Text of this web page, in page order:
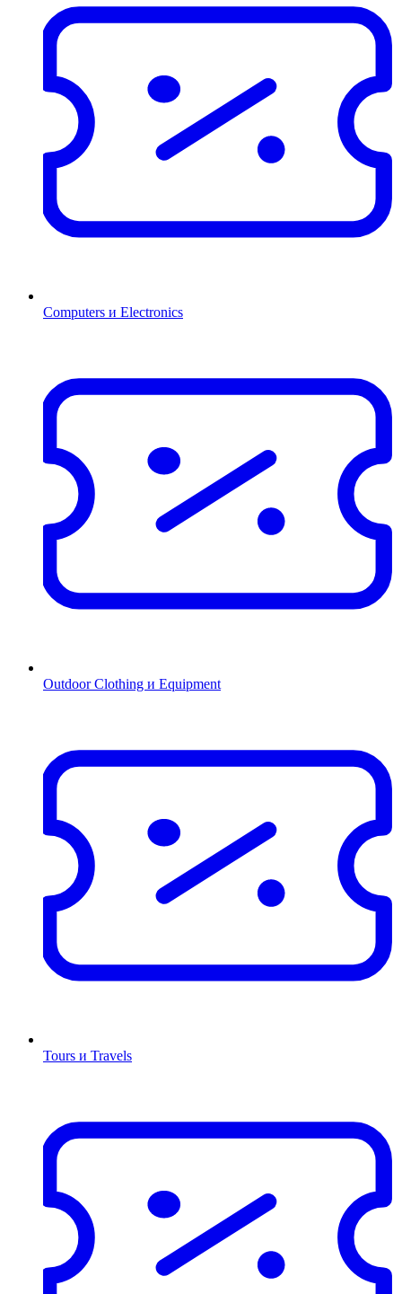
Computers и Electronics
Outdoor Clothing и Equipment
Tours и Travels